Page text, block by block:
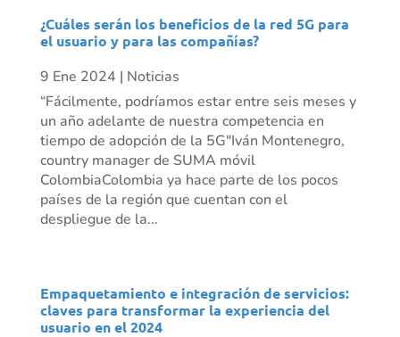
¿Cuáles serán los beneficios de la red 5G para
el usuario y para las compañías?
9 Ene 2024 | Noticias
“Fácilmente, podríamos estar entre seis meses y
un año adelante de nuestra competencia en
tiempo de adopción de la 5G"Iván Montenegro,
country manager de SUMA móvil
ColombiaColombia ya hace parte de los pocos
países de la región que cuentan con el
despliegue de la...
Empaquetamiento e integración de servicios:
claves para transformar la experiencia del
usuario en el 2024